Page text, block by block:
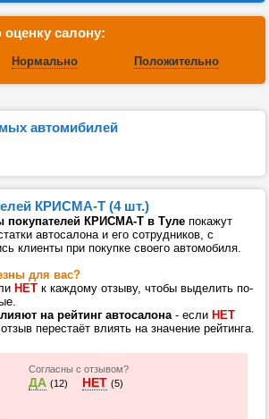
салону:
Нормально Положительно
автомибилей
КРИСМА-Т (4 шт.)
покупателей КРИСМА-Т в Туле покажут
автосалона и его сотрудников, с
клиенты при покупке своего автомобиля.
для вас?
НЕТ к каждому отзыву, чтобы выделить по-
на рейтинг автосалона- если НЕТ
перестаёт влиять на значение рейтинга.
Согласны с отзывом?
ДА (12) НЕТ (5)